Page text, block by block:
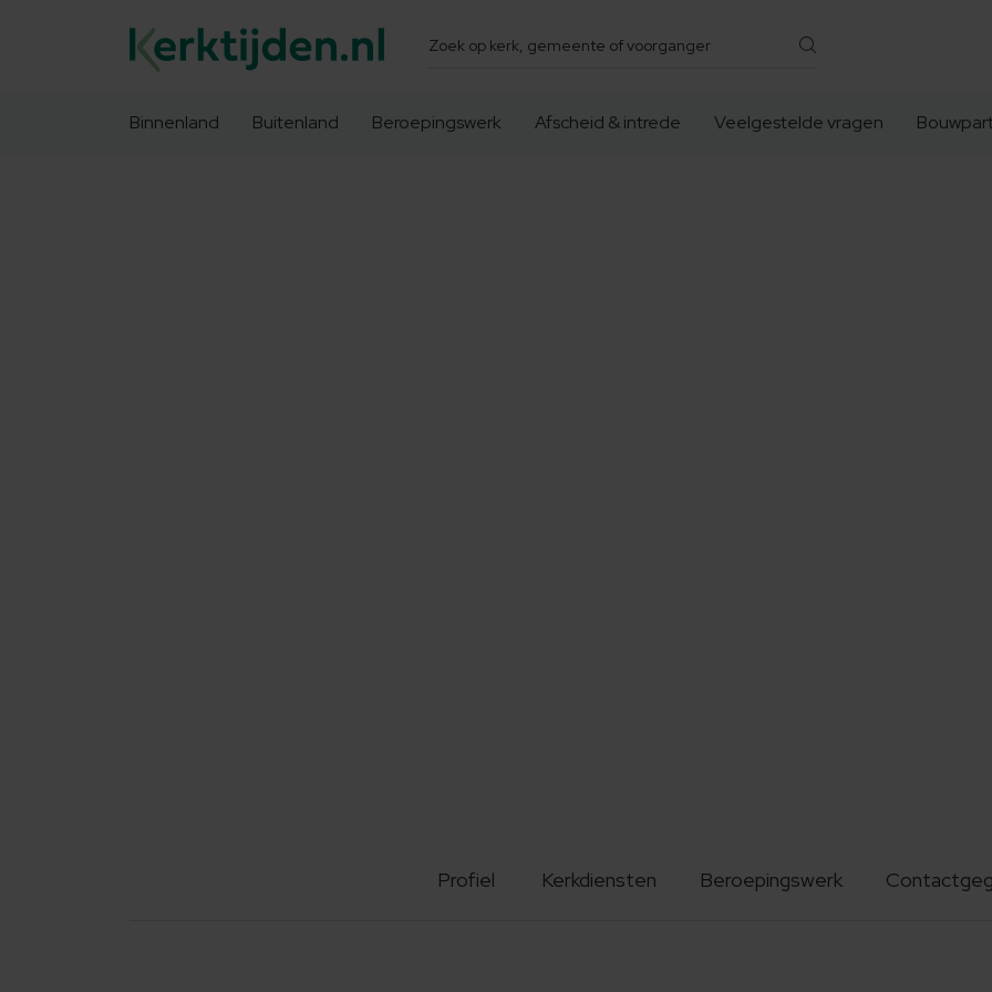
Zoeken
Binnenland Buitenland Beroepingswerk Afscheid & intrede Veelgestelde vragen
Profiel Kerkdiensten Beroepingswerk